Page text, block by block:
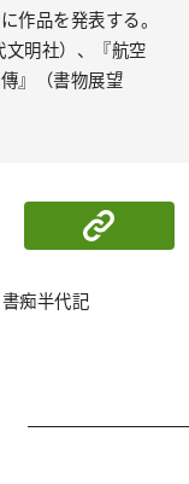
作品を発表する。
明社）、『航空
』（書物展望
トする シ
書痴半代記